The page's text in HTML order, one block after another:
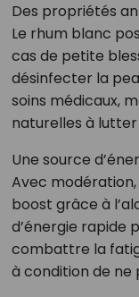
Des propriétés
Le rhum blanc
cas de petite
désinfecter la
soins médicaux,
naturelles à
Une source
Avec
boost grâce à
d’énergie rapide
combattre la
à condition de ne